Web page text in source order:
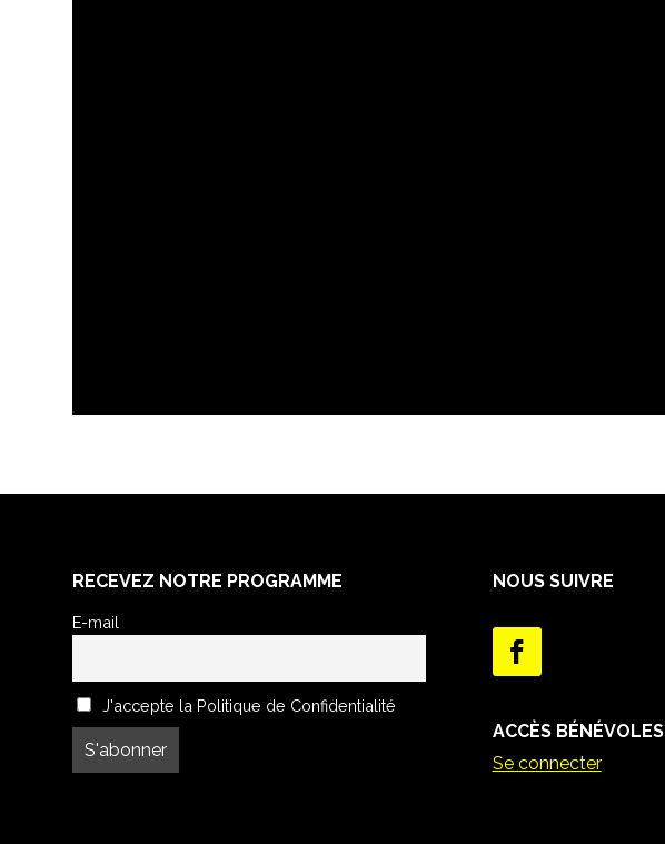
RECEVEZ NOTRE PROGRAMME
E-mail
J'accepte la Politique de Confidentialité
NOUS SUIVRE
ACCÈS BÉNÉVOLES
Se connecter